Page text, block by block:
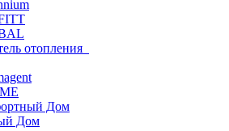
отопления
Дом
Дом